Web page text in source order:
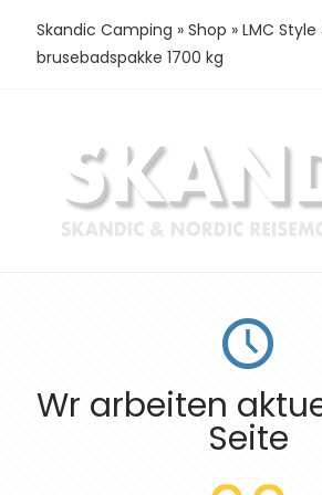
Skandic Camping » Shop » LMC
brusebadspakke 1700 kg
Wr arbeiten
Seite